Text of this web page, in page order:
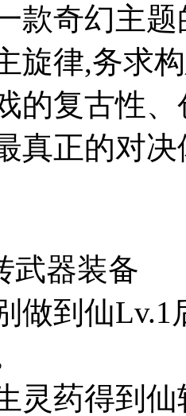
款奇幻主
旋律,务求
的复古性
真正的对决
武器装备
做到仙
灵药得到